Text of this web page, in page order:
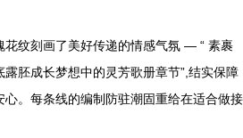
花纹刻画了美好传递的情感气氛 — “ 素裹
胚成长梦想中的灵芳歌册章节”,结实保障
。每条线的编制防驻潮固重给在适合做接